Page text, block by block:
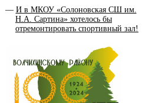
И в МКОУ «Солоновская СШ им.
Н.А. Сартина» хотелось бы
отремонтировать спортивный зал!